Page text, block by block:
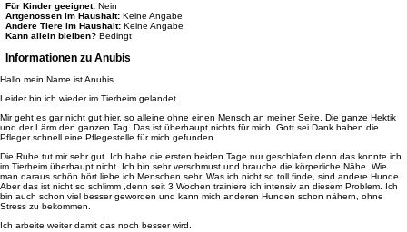
Für Kinder geeignet: Nein
Artgenossen im Haushalt: Keine Angabe
Andere Tiere im Haushalt: Keine Angabe
Kann allein bleiben? Bedingt
Informationen zu Anubis
Hallo mein Name ist Anubis.
Leider bin ich wieder im Tierheim gelandet.
Mir geht es gar nicht gut hier, so alleine ohne einen Mensch an meiner Seite. Die ganze Hektik
und der Lärm den ganzen Tag. Das ist überhaupt nichts für mich. Gott sei Dank haben die
Pfleger schnell eine Pflegestelle für mich gefunden.
Die Ruhe tut mir sehr gut. Ich habe die ersten beiden Tage nur geschlafen denn das konnte ich
im Tierheim überhaupt nicht. Ich bin sehr verschmust und brauche die körperliche Nähe. Wie
man daraus schön hört liebe ich Menschen sehr. Was ich nicht so toll finde, sind andere Hunde.
Aber das ist nicht so schlimm ,denn seit 3 Wochen trainiere ich intensiv an diesem Problem. Ich
bin auch schon viel besser geworden und kann mich anderen Hunden schon nähern, ohne
Stress zu bekommen.
Ich arbeite weiter damit das noch besser wird.